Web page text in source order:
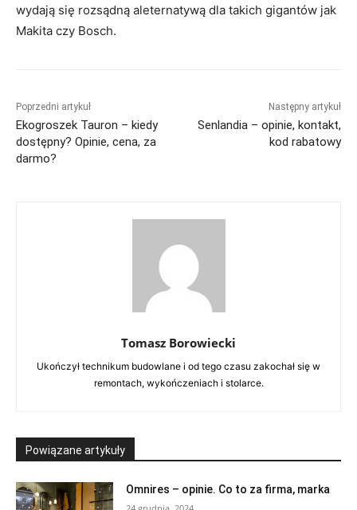
wydają się rozsądną aleternatywą dla takich gigantów jak
Makita czy Bosch.
Poprzedni artykuł
Ekogroszek Tauron – kiedy
dostępny? Opinie, cena, za
darmo?
Następny artykuł
Senlandia – opinie, kontakt,
kod rabatowy
Tomasz Borowiecki
Ukończył technikum budowlane i od tego czasu zakochał się w
remontach, wykończeniach i stolarce.
Powiązane artykuły
Omnires – opinie. Co to za firma, marka